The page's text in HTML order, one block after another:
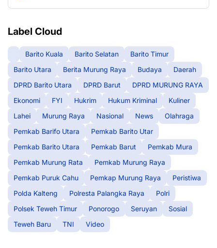
Label Cloud
Barito Kuala Barito Selatan
Barito Timur
Barito Utara
Berita Murung Raya Budaya
Daerah
DPRD Barito Utara
DPRD Barut
DPRD MURUNG RAYA
Ekonomi
FYI Hukrim Hukum Kriminal
Kuliner
Lahei
Murung Raya Nasional News
Olahraga
Pemkab Barifo Utara
Pemkab Barito Utar
Pemkab Barito Utara
Pemkab Barut
Pemkab Mura
Pemkab Murung Rata
Pemkab Murung Raya
Pemkab Puruk Cahu
Pemkap Murung Raya
Peristiwa
Polda Kalteng
Polresta Palangka Raya
Polri
Polsek Teweh Timur
Ponorogo Seruyan
Sosial
Teweh Baru
TNI Video